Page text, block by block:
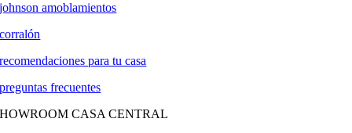
johnson amoblamientos
corralón
recomendaciones para tu casa
preguntas frecuentes
CASA CENTRAL